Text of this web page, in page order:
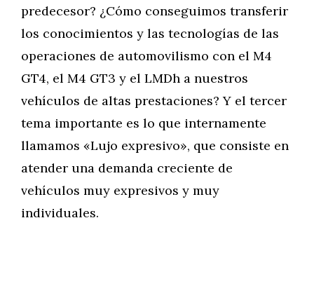
predecesor? ¿Cómo conseguimos transferir
los conocimientos y las tecnologías de las
operaciones de automovilismo con el M4
GT4, el M4 GT3 y el LMDh a nuestros
vehículos de altas prestaciones? Y el tercer
tema importante es lo que internamente
llamamos «Lujo expresivo», que consiste en
atender una demanda creciente de
vehículos muy expresivos y muy
individuales.